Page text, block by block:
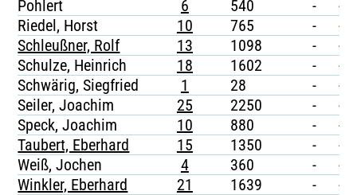
Pohlert
6 540 -
-
Riedel, Horst
10 765 -
-
Schleußner, Rolf
13 1098 -
-
Schulze, Heinrich
18 1602 -
-
Schwärig, Siegfried
1 28 -
-
Seiler, Joachim
25 2250 -
-
Speck, Joachim
10 880 -
-
Taubert, Eberhard
15 1350 -
-
Weiß, Jochen
4 360 -
-
Winkler, Eberhard
21 1639 - -